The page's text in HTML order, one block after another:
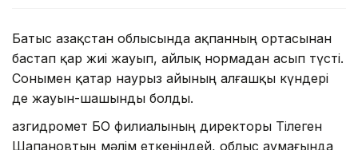
Батыс Қазақстан облысында ақпанның ортасынан
бастап қар жиі жауып, айлық нормадан асып түсті.
Сонымен қатар наурыз айының алғашқы күндері
де жауын-шашынды болды.
Қазгидромет БҚО филиалының директоры Тілеген
Шапановтың мәлім еткеніндей, облыс аумағында